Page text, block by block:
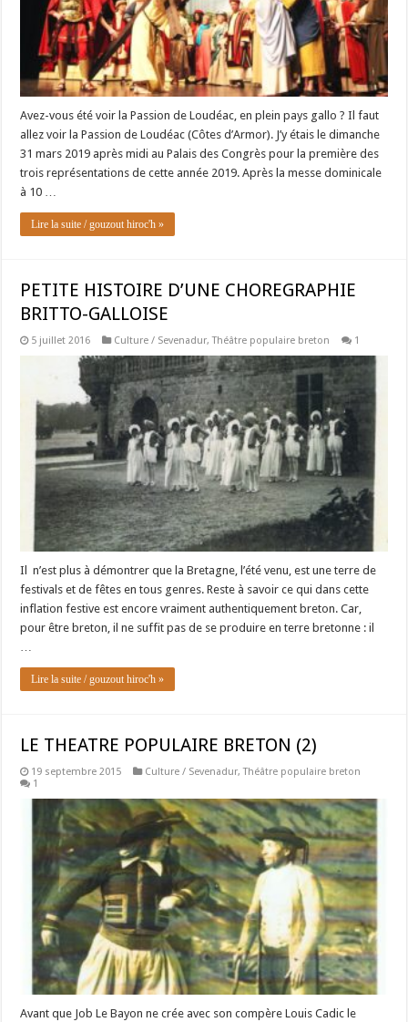
Avez-vous été voir la Passion de Loudéac, en plein pays gallo ? Il faut
allez voir la Passion de Loudéac (Côtes d’Armor). J’y étais le dimanche
31 mars 2019 après midi au Palais des Congrès pour la première des
trois représentations de cette année 2019. Après la messe dominicale
à 10 …
Lire la suite / gouzout hiroc'h »
PETITE HISTOIRE D’UNE CHOREGRAPHIE
BRITTO-GALLOISE
5 juillet 2016 Culture / Sevenadur,Théâtre populaire breton 1
Il n’est plus à démontrer que la Bretagne, l’été venu, est une terre de
festivals et de fêtes en tous genres. Reste à savoir ce qui dans cette
inflation festive est encore vraiment authentiquement breton. Car,
pour être breton, il ne suffit pas de se produire en terre bretonne : il
…
Lire la suite / gouzout hiroc'h »
LE THEATRE POPULAIRE BRETON (2)
19 septembre 2015 Culture / Sevenadur,Théâtre populaire breton
1
Avant que Job Le Bayon ne crée avec son compère Louis Cadic le